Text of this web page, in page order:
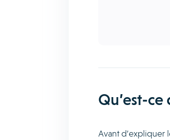
Qu’est-
Avant d’expliquer